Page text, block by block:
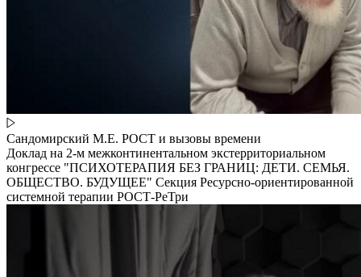
Сандомирский М.Е. РОСТ и вызовы времени
Доклад на 2-м межконтинентальном экстерриториальном
конгрессе "ПСИХОТЕРАПИЯ БЕЗ ГРАНИЦ: ДЕТИ. СЕМЬЯ.
ОБЩЕСТВО. БУДУЩЕЕ" Секция Ресурсно-ориентированной
системной терапии РОСТ-РеТри